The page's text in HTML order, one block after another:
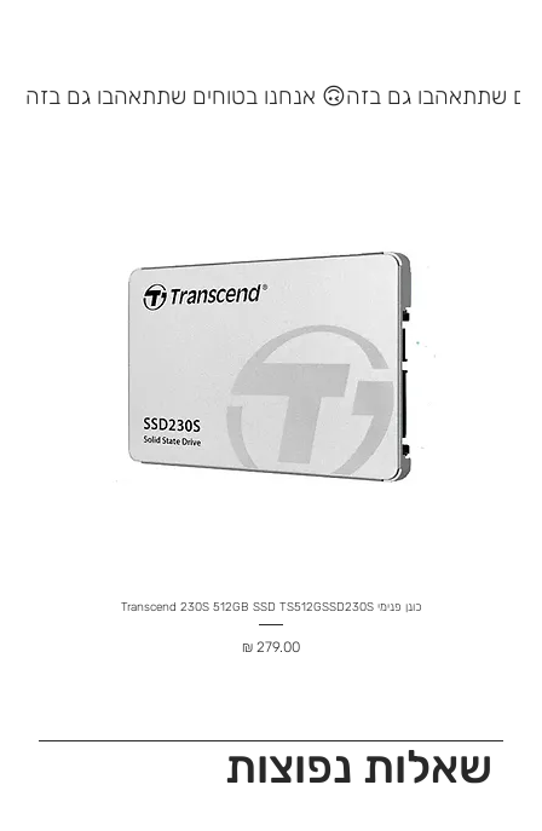
אנחנו בטוחים שתתאהבו גם בזה 🙃
כונן פנימי Transcend 230S 512GB SSD TS512GSSD230S
מחיר
שאלות נפוצות